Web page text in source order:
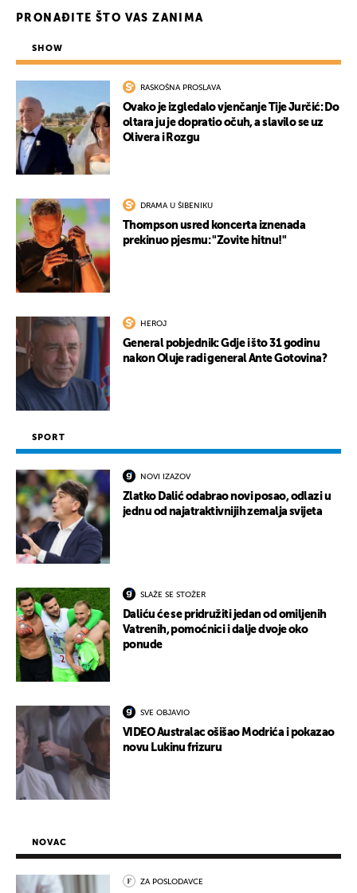
PRONAĐITE ŠTO VAS ZANIMA
SHOW
RASKOŠNA PROSLAVA
Ovako je izgledalo vjenčanje Tije Jurčić: Do
oltara ju je dopratio očuh, a slavilo se uz
Olivera i Rozgu
DRAMA U ŠIBENIKU
Thompson usred koncerta iznenada
prekinuo pjesmu: "Zovite hitnu!"
HEROJ
General pobjednik: Gdje i što 31 godinu
nakon Oluje radi general Ante Gotovina?
SPORT
NOVI IZAZOV
Zlatko Dalić odabrao novi posao, odlazi u
jednu od najatraktivnijih zemalja svijeta
SLAŽE SE STOŽER
Daliću će se pridružiti jedan od omiljenih
Vatrenih, pomoćnici i dalje dvoje oko
ponude
SVE OBJAVIO
VIDEO Australac ošišao Modrića i pokazao
novu Lukinu frizuru
NOVAC
ZA POSLODAVCE